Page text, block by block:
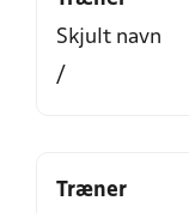
Skjult navn
/
Træner